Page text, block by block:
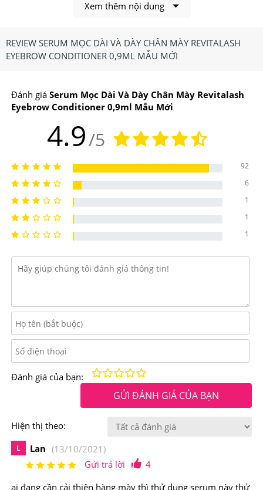
Serum mọc mày Revitalash hiện đang rất hot trên thị
1.Serum Mọc Dài Và Dày Chân Mày Revitalash
Nổi Bật Gì?
Công dụng chính của
Mày Revitalash Eyebrow Conditioner 0,9ml
nghệ tiên tiến giúp hồi sinh lông mày để chúng trông dày
-Dòng sản phẩm này còn giúp hồi sinh lông mày để
chúng trông dày hơn, đầy đủ hơn và khỏe mạnh hơn.
-Giúp chống gẫy rụng lông mày, giữ ẩm tự nhiên, giúp
lông mày duy trìđộ ẩm để không bị khô và dễ gãy.
Điểm nổi bật của Serum Mọc Dài Và Dày Chân Mày
phẩm dưỡng lông mày duy nhất được kiểm nghiệm bởi
Xem thêm nội dung
REVIEW SERUM MỌC DÀI VÀ DÀY CHÂN MÀY REVITALASH
EYEBROW CONDITIONER 0,9ML MẪU MỚI
Đánh giá Serum Mọc Dài Và Dày Chân Mày Revitalash
Eyebrow Conditioner 0,9ml Mẫu Mới
4.9/5
92
6
1
1
1
Đánh giá của bạn: Tuyệt vời!
Rất tốt
Trung bình
Fair
Kém
GỬI ĐÁNH GIÁ CỦA BẠN
Hiện thị theo:
L Lan (13/10/2021)
Gửi trả lời
4
ai đang cần cải thiện hàng mày thì thử dung serum này thử